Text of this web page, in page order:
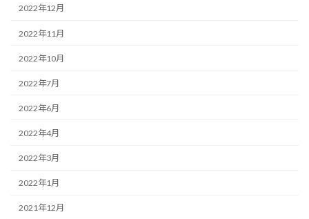
2022年12月
2022年11月
2022年10月
2022年7月
2022年6月
2022年4月
2022年3月
2022年1月
2021年12月